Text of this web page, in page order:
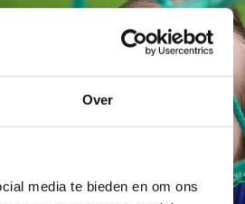
Over
media te bieden en om ons